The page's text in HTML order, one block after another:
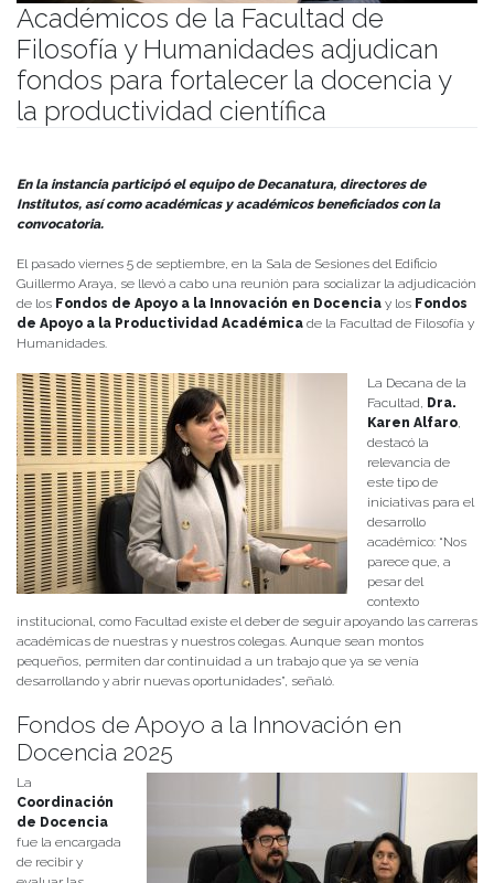
Académicos de la Facultad de
Filosofía y Humanidades adjudican
fondos para fortalecer la docencia y
la productividad científica
En la instancia participó el equipo de Decanatura, directores de
Institutos, así como académicas y académicos beneficiados con la
convocatoria.
El pasado viernes 5 de septiembre, en la Sala de Sesiones del Edificio
Guillermo Araya, se llevó a cabo una reunión para socializar la adjudicación
de los Fondos de Apoyo a la Innovación en Docencia y los Fondos
de Apoyo a la Productividad Académica de la Facultad de Filosofía y
Humanidades.
La Decana de la
Facultad, Dra.
Karen Alfaro
destacó la
relevancia de
este tipo de
iniciativas para el
desarrollo
académico: “Nos
parece que, a
pesar del
contexto
institucional, como Facultad existe el deber de seguir apoyando las carreras
académicas de nuestras y nuestros colegas. Aunque sean montos
pequeños, permiten dar continuidad a un trabajo que ya se venía
desarrollando y abrir nuevas oportunidades”, señaló.
Fondos de Apoyo a la Innovación en
Docencia 2025
La
Coordinación
de Docencia
fue la encargada
de recibir y